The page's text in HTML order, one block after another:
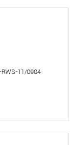
11/0904